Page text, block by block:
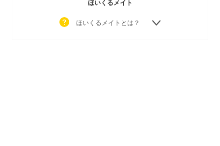
ほいくるメイト
ほいくるメイトとは？